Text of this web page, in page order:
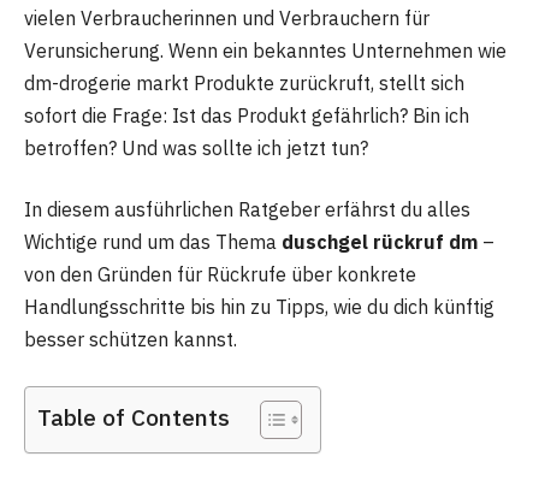
vielen Verbraucherinnen und Verbrauchern für
Verunsicherung. Wenn ein bekanntes Unternehmen wie
dm-drogerie markt Produkte zurückruft, stellt sich
sofort die Frage: Ist das Produkt gefährlich? Bin ich
betroffen? Und was sollte ich jetzt tun?
In diesem ausführlichen Ratgeber erfährst du alles
Wichtige rund um das Thema duschgel rückruf dm –
von den Gründen für Rückrufe über konkrete
Handlungsschritte bis hin zu Tipps, wie du dich künftig
besser schützen kannst.
Table of Contents